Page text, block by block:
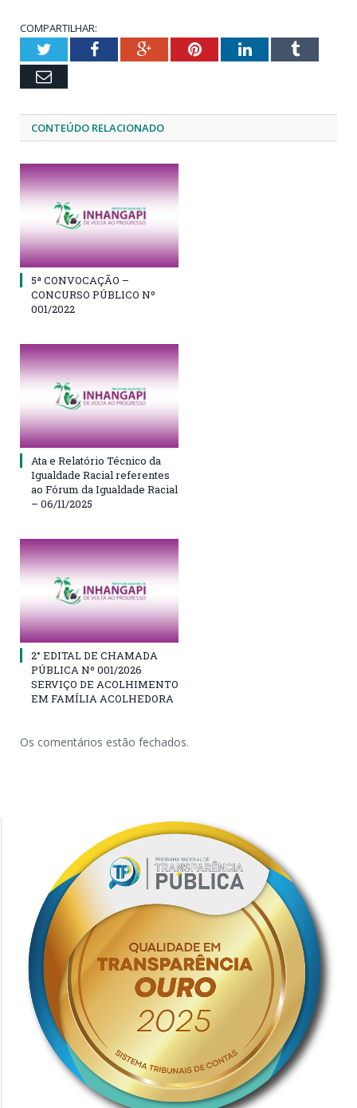
COMPARTILHAR:
TwitterFacebookGoogle+PinterestLinkedInTumblr
Email
CONTEÚDO RELACIONADO
5ª CONVOCAÇÃO –
CONCURSO PÚBLICO Nº
001/2022
Ata e Relatório Técnico da
Igualdade Racial referentes
ao Fórum da Igualdade Racial
– 06/11/2025
2° EDITAL DE CHAMADA
PÚBLICA Nº 001/2026
SERVIÇO DE ACOLHIMENTO
EM FAMÍLIA ACOLHEDORA
Os comentários estão fechados.